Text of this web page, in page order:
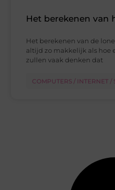
Het berekenen van
Het berekenen van de
altijd zo makkelijk als hoe
zullen vaak denken dat
COMPUTERS / INTERNET /